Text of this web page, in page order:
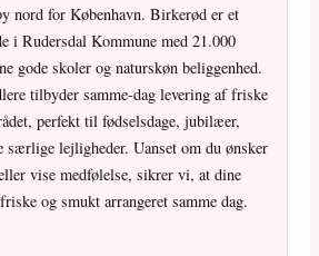
nord for København. Birkerød er et
i Rudersdal Kommune med 21.000
gode skoler og naturskøn beliggenhed.
tilbyder samme-dag levering af friske
perfekt til fødselsdage, jubilæer,
særlige lejligheder. Uanset om du ønsker
vise medfølelse, sikrer vi, at dine
og smukt arrangeret samme dag.